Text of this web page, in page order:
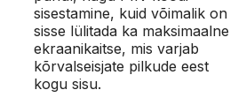
sisestamine, kuid võimalik on
sisse lülitada ka maksimaalne
ekraanikaitse, mis varjab
kõrvalseisjate pilkude eest
kogu sisu.